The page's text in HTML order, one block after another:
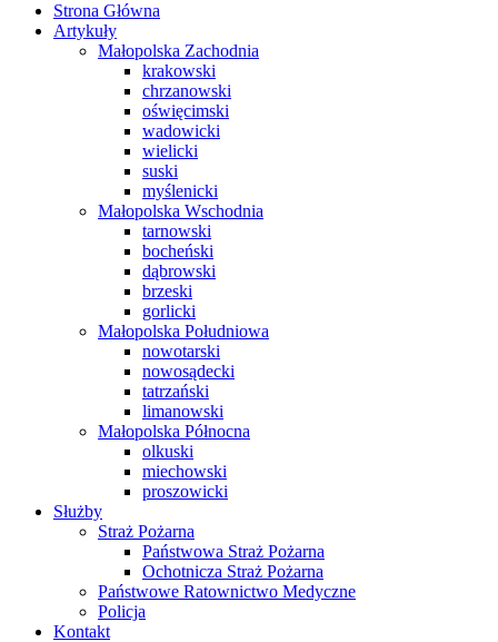
Strona Główna
Artykuły
Małopolska Zachodnia
krakowski
chrzanowski
oświęcimski
wadowicki
wielicki
suski
myślenicki
Małopolska Wschodnia
tarnowski
bocheński
dąbrowski
brzeski
gorlicki
Małopolska Południowa
nowotarski
nowosądecki
tatrzański
limanowski
Małopolska Północna
olkuski
miechowski
proszowicki
Służby
Straż Pożarna
Państwowa Straż Pożarna
Ochotnicza Straż Pożarna
Państwowe Ratownictwo Medyczne
Policja
Kontakt